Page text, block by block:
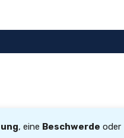
, eine Beschwerde oder